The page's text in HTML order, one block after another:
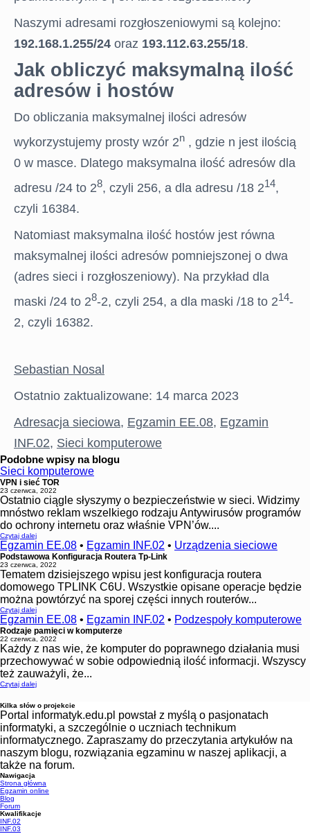
Naszymi adresami rozgłoszeniowymi są kolejno:
192.168.1.255/24 oraz 193.112.63.255/18.
Jak obliczyć maksymalną ilość
adresów i hostów
Do obliczania maksymalnej ilości adresów
wykorzystujemy prosty wzór 2n , gdzie n jest ilością
0 w masce. Dlatego maksymalna ilość adresów dla
adresu /24 to 28, czyli 256, a dla adresu /18 214,
czyli 16384.
Natomiast maksymalna ilość hostów jest równa
maksymalnej ilości adresów pomniejszonej o dwa
(adres sieci i rozgłoszeniowy). Na przykład dla
maski /24 to 28-2, czyli 254, a dla maski /18 to 214-
2, czyli 16382.
Sebastian Nosal
Ostatnio zaktualizowane: 14 marca 2023
Adresacja sieciowa, Egzamin EE.08, Egzamin
INF.02, Sieci komputerowe
Podobne wpisy na blogu
Sieci komputerowe
VPN i sieć TOR
23 czerwca, 2022
Ostatnio ciągle słyszymy o bezpieczeństwie w sieci. Widzimy
mnóstwo reklam wszelkiego rodzaju Antywirusów programów
do ochrony internetu oraz właśnie VPN’ów....
Czytaj dalej
Egzamin EE.08 • Egzamin INF.02 • Urządzenia sieciowe
Podstawowa Konfiguracja Routera Tp-Link
23 czerwca, 2022
Tematem dzisiejszego wpisu jest konfiguracja routera
domowego TPLINK C6U. Wszystkie opisane operacje będzie
można powtórzyć na sporej części innych routerów...
Czytaj dalej
Egzamin EE.08 • Egzamin INF.02 • Podzespoły komputerowe
Rodzaje pamięci w komputerze
22 czerwca, 2022
Każdy z nas wie, że komputer do poprawnego działania musi
przechowywać w sobie odpowiednią ilość informacji. Wszyscy
też zauważyli, że...
Czytaj dalej
Kilka słów o projekcie
Portal informatyk.edu.pl powstał z myślą o pasjonatach
informatyki, a szczególnie o uczniach technikum
informatycznego. Zapraszamy do przeczytania artykułów na
naszym blogu, rozwiązania egzaminu w naszej aplikacji, a
także na forum.
Nawigacja
Strona główna
Egzamin online
Blog
Forum
Kwalifikacje
INF.02
INF.03